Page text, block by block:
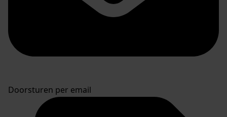
Doorsturen per email